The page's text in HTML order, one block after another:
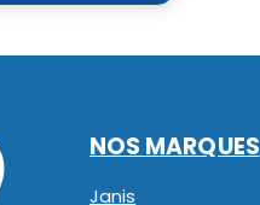
NOS MARQUES
Janis